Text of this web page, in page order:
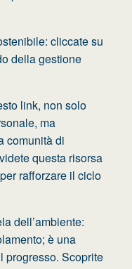
cliccate su
della gestione
link, non solo
ma
comunità di
questa risorsa
rafforzare il ciclo
dell’ambiente:
è una
progresso. Scoprite